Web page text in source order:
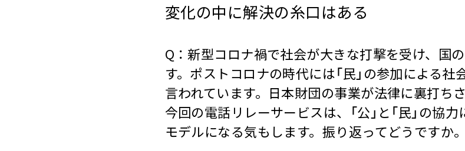
変化の中に解決の糸口はある
Q：新型コロナ禍で社会が大きな打撃を受け、国
す。ポストコロナの時代には「民」の参加による
言われています。日本財団の事業が法律に裏打ち
今回の電話リレーサービスは、「公」と「民」の協
モデルになる気もします。振り返ってどうですか。